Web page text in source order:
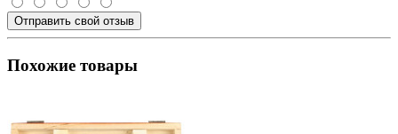
Отправить свой отзыв
Похожие товары